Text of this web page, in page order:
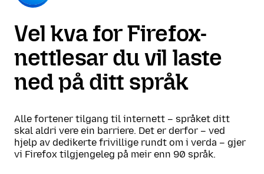
Vel kva for Firefox-
nettlesar du vil laste
ned på ditt språk
Alle fortener tilgang til internett – språket ditt
skal aldri vere ein barriere. Det er derfor – ved
hjelp av dedikerte frivillige rundt om i verda – gjer
vi Firefox tilgjengeleg på meir enn 90 språk.